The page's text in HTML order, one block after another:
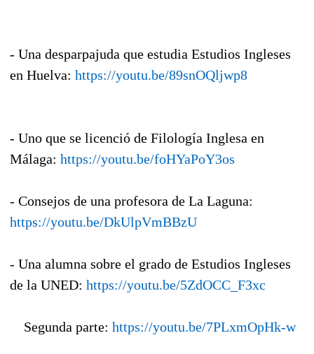
- Una desparpajuda que estudia Estudios Ingleses
en Huelva: https://youtu.be/89snOQljwp8
- Uno que se licenció de Filología Inglesa en
Málaga: https://youtu.be/foHYaPoY3os
- Consejos de una profesora de La Laguna:
https://youtu.be/DkUlpVmBBzU
- Una alumna sobre el grado de Estudios Ingleses
de la UNED: https://youtu.be/5ZdOCC_F3xc
Segunda parte: https://youtu.be/7PLxmOpHk-w